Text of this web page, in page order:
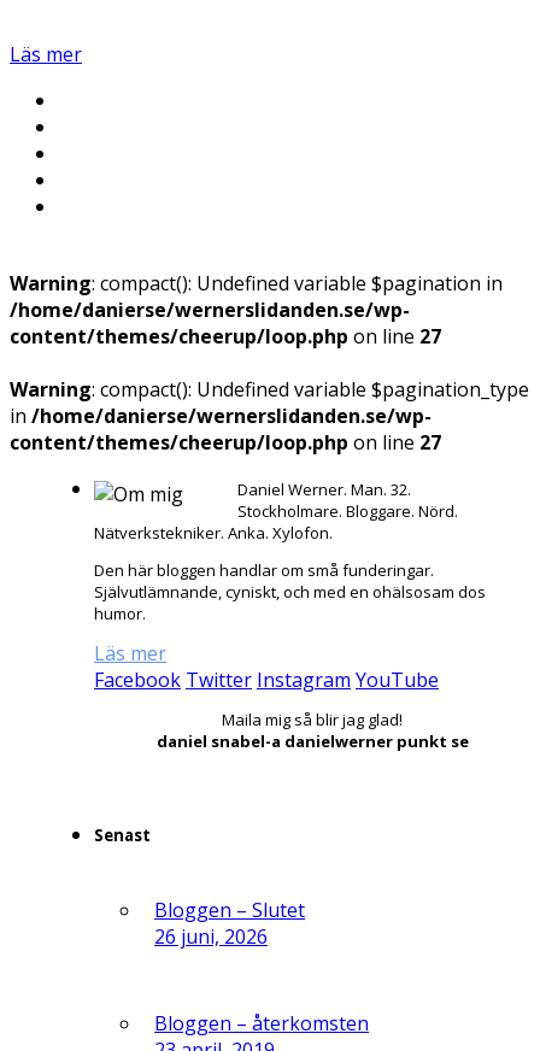
Läs mer
Warning: compact(): Undefined variable $pagination in
/home/danierse/wernerslidanden.se/wp-
content/themes/cheerup/loop.php on line 27
Warning: compact(): Undefined variable $pagination_type
in /home/danierse/wernerslidanden.se/wp-
content/themes/cheerup/loop.php on line 27
Daniel Werner. Man. 32.
Stockholmare. Bloggare. Nörd.
Nätverkstekniker. Anka. Xylofon.
Den här bloggen handlar om små funderingar.
Självutlämnande, cyniskt, och med en ohälsosam dos
humor.
Läs mer
Facebook Twitter Instagram YouTube
Maila mig så blir jag glad!
daniel snabel-a danielwerner punkt se
Senast
Bloggen – Slutet
26 juni, 2026
Bloggen – återkomsten